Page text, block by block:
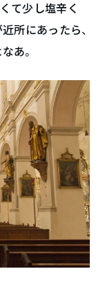
て少し塩辛く
所にあったら、
あ。